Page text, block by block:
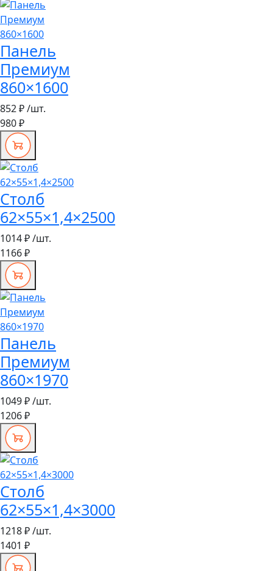
Панель
Премиум
860×1600
852 ₽/шт.
980 ₽
Столб
62×55×1,4×2500
1014 ₽/шт.
1166 ₽
Панель
Премиум
860×1970
1049 ₽/шт.
1206 ₽
Столб
62×55×1,4×3000
1218 ₽/шт.
1401 ₽